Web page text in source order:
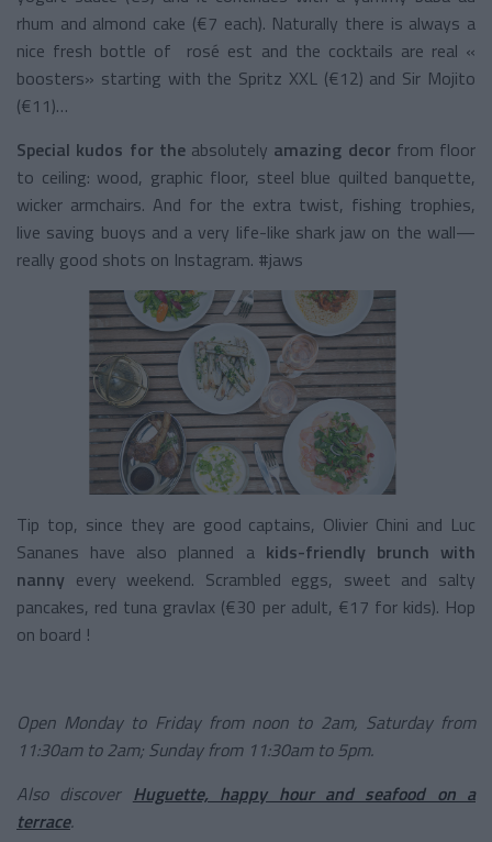
rhum and almond cake (€7 each). Naturally there is always a
nice fresh bottle of rosé est and the cocktails are real «
boosters» starting with the Spritz XXL (€12) and Sir Mojito
(€11)…
Special kudos for theabsolutely amazing decor from floor
to ceiling: wood, graphic floor, steel blue quilted banquette,
wicker armchairs. And for the extra twist, fishing trophies,
live saving buoys and a very life-like shark jaw on the wall—
really good shots on Instagram. #jaws
Tip top, since they are good captains, Olivier Chini and Luc
Sananes have also planned a kids-friendly brunch with
nanny every weekend. Scrambled eggs, sweet and salty
pancakes, red tuna gravlax (€30 per adult, €17 for kids). Hop
on board !
Open Monday to Friday from noon to 2am, Saturday from
11:30am to 2am; Sunday from 11:30am to 5pm.
Also discover Huguette, happy hour and seafood on a
terrace.